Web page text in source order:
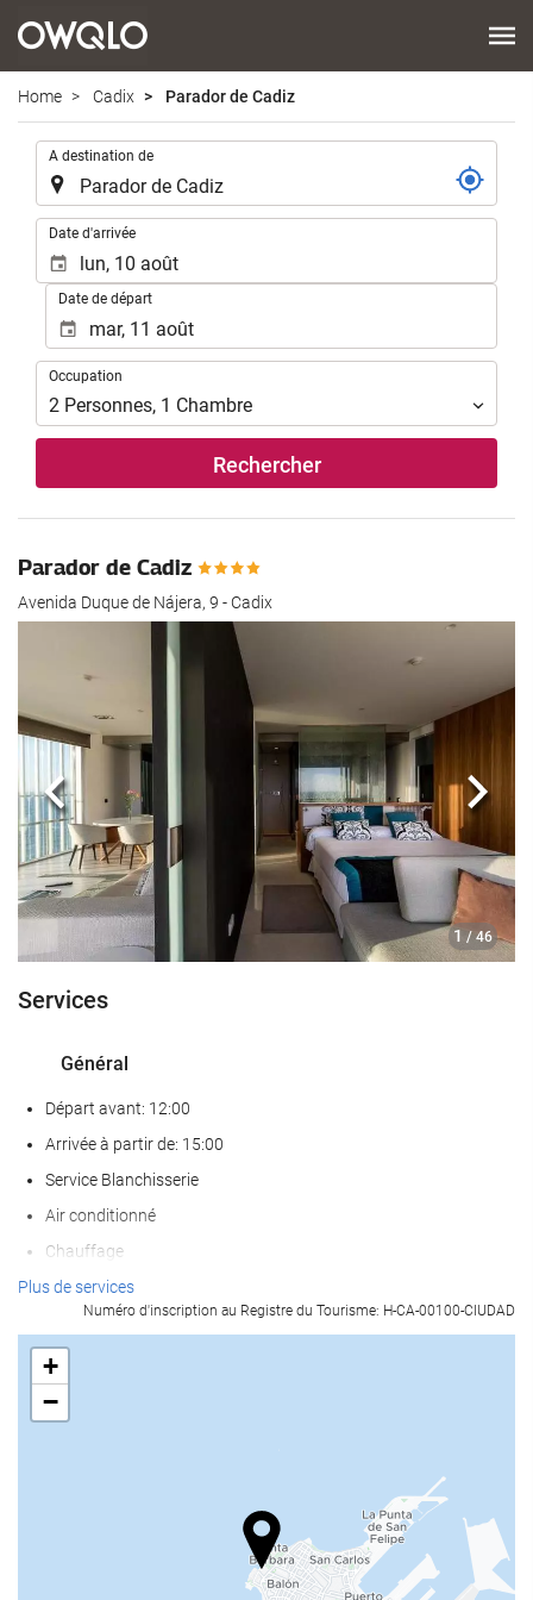
Home Cadix Parador de Cadiz
A destination de
Date d'arrivée
Date de départ
Occupation
Occupation
2 Personnes, 1 Chambre
Rechercher
Parador de Cadiz
Avenida Duque de Nájera, 9 - Cadix
1 / 46
Précédent
Services
Général
Départ avant: 12:00
Arrivée à partir de: 15:00
Service Blanchisserie
Air conditionné
Chauffage
Ascenseur
Accès personnes à mobilité réduite
Chambres Non-fumeurs
Chaises longues ou de plage
Plus de services
Numéro d'inscription au Registre du Tourisme: H-CA-00100-CIUDAD
+
−